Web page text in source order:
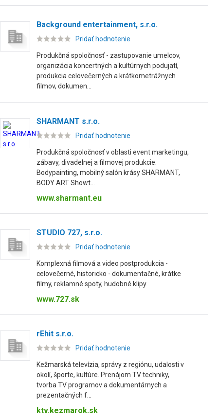
Background entertainment, s.r.o.
Pridať hodnotenie
Produkčná spoločnosť - zastupovanie umelcov,
organizácia koncertných a kultúrnych podujatí,
produkcia celovečerných a krátkometrážnych
filmov, dokumen...
SHARMANT s.r.o.
Pridať hodnotenie
Produkčná spoločnosť v oblasti event marketingu,
zábavy, divadelnej a filmovej produkcie.
Bodypainting, mobilný salón krásy SHARMANT,
BODY ART Showt...
www.sharmant.eu
STUDIO 727, s.r.o.
Pridať hodnotenie
Komplexná filmová a video postprodukcia -
celovečerné, historicko - dokumentačné, krátke
filmy, reklamné spoty, hudobné klipy.
www.727.sk
rEhit s.r.o.
Pridať hodnotenie
Kežmarská televízia, správy z regiónu, udalosti v
okolí, športe, kultúre. Prenájom TV techniky,
tvorba TV programov a dokumentárnych a
prezentačných f...
ktv.kezmarok.sk